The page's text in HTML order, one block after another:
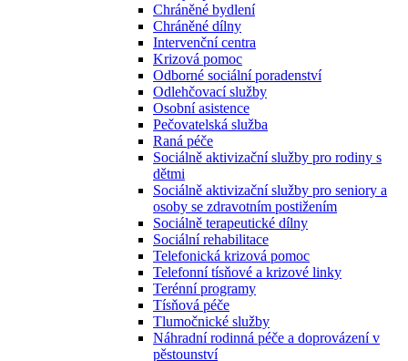
Chráněné bydlení
Chráněné dílny
Intervenční centra
Krizová pomoc
Odborné sociální poradenství
Odlehčovací služby
Osobní asistence
Pečovatelská služba
Raná péče
Sociálně aktivizační služby pro rodiny s
dětmi
Sociálně aktivizační služby pro seniory a
osoby se zdravotním postižením
Sociálně terapeutické dílny
Sociální rehabilitace
Telefonická krizová pomoc
Telefonní tísňové a krizové linky
Terénní programy
Tísňová péče
Tlumočnické služby
Náhradní rodinná péče a doprovázení v
pěstounství